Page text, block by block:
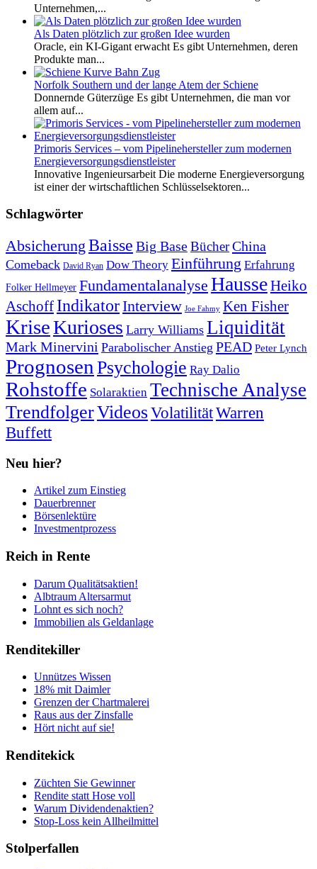
Unternehmen,...
Als Daten plötzlich zur großen Idee wurden
Oracle, ein KI-Gigant erwacht Es gibt Unternehmen, deren
Produkte man...
Norfolk Southern und der lange Atem der Schiene
Donnernde Güterzüge Es gibt Unternehmen, die man vor
allem auf...
Primoris Services – vom Pipelinehersteller zum modernen
Energieversorgungsdienstleister
Innovative Ingenieursarbeit Die moderne Energieversorgung
ist einer der wirtschaftlichen Schlüsselsektoren...
Schlagwörter
Absicherung Baisse Big BaseBücherChina
Comeback David Ryan Dow Theory Einführung Erfahrung
Folker Hellmeyer Fundamentalanalyse HausseHeiko
Aschoff IndikatorInterview Joe Fahmy Ken Fisher
KriseKurioses Larry Williams Liquidität
Mark Minervini Parabolischer Anstieg PEAD Peter Lynch
Prognosen Psychologie Ray Dalio
Rohstoffe Solaraktien Technische Analyse
TrendfolgerVideosVolatilitätWarren
Buffett
Neu hier?
Artikel zum Einstieg
Dauerbrenner
Börsenlektüre
Investmentprozess
Reich in Rente
Darum Qualitätsaktien!
Albtraum Altersarmut
Lohnt es sich noch?
Immobilien als Geldanlage
Renditekiller
Unnützes Wissen
18% mit Daimler
Grenzen der Chartmalerei
Raus aus der Zinsfalle
Hört nicht auf sie!
Renditekick
Züchten Sie Gewinner
Rendite statt Hose voll
Warum Dividendenaktien?
Stop-Loss kein Allheilmittel
Stolperfallen